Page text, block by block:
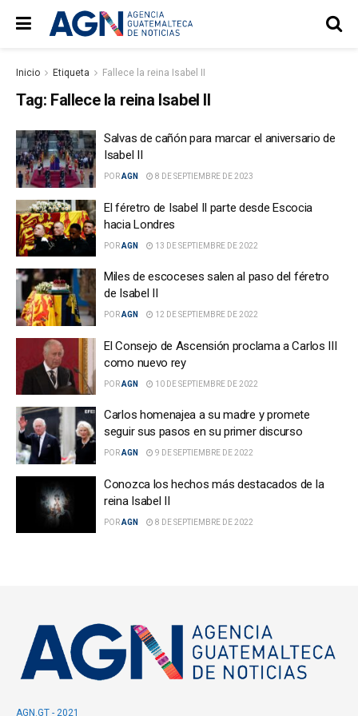
Inicio Etiqueta Fallece la reina Isabel II
Tag: Fallece la reina Isabel II
Salvas de cañón para marcar el aniversario de
Isabel II
PORAGN 8 DE SEPTIEMBRE DE 2023
El féretro de Isabel II parte desde Escocia
hacia Londres
PORAGN 13 DE SEPTIEMBRE DE 2022
Miles de escoceses salen al paso del féretro
de Isabel II
PORAGN 12 DE SEPTIEMBRE DE 2022
El Consejo de Ascensión proclama a Carlos III
como nuevo rey
PORAGN 10 DE SEPTIEMBRE DE 2022
Carlos homenajea a su madre y promete
seguir sus pasos en su primer discurso
PORAGN 9 DE SEPTIEMBRE DE 2022
Conozca los hechos más destacados de la
reina Isabel II
PORAGN 8 DE SEPTIEMBRE DE 2022
AGN.GT - 2021